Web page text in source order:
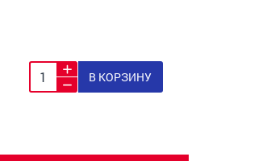
В КОРЗИНУ